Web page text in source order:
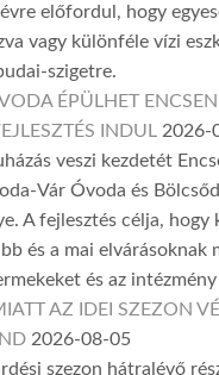
előfordul, hogy
vagy különféle vízi
szigetre.
ÉPÜLHET
INDUL 2026-
veszi kezdetét
Vár Óvoda és
A fejlesztés célja, hogy
és a mai elvárásoknak
és az
AZ IDEI SZEZON
2026-08-05
szezon hátralévő